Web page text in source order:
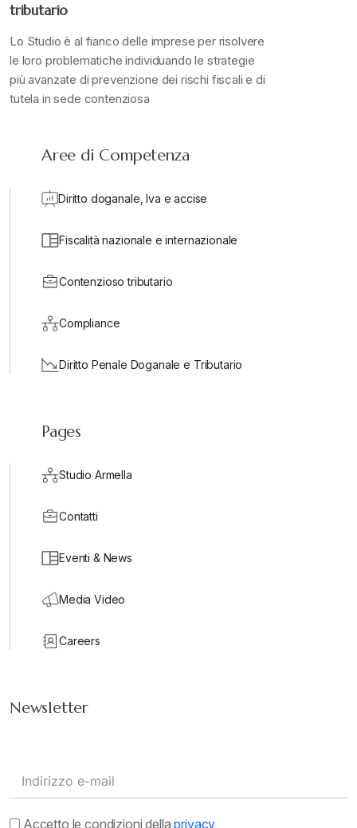
tributario
Lo Studio è al fianco delle imprese per risolvere
le loro problematiche individuando le strategie
più avanzate di prevenzione dei rischi fiscali e di
tutela in sede contenziosa
Aree di Competenza
Diritto doganale, Iva e accise
Fiscalità nazionale e internazionale
Contenzioso tributario
Compliance
Diritto Penale Doganale e Tributario
Pages
Studio Armella
Contatti
Eventi & News
Media Video
Careers
Newsletter
Accetto le condizioni dellaprivacy